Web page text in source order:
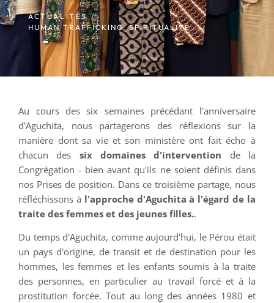
ACTUALITÉS /
HUMAN TRAFFICKING,SPIRITUALITÉ
Au cours des six semaines précédant l'anniversaire
d'Aguchita, nous partagerons des réflexions sur la
manière dont sa vie et son ministère ont fait écho à
chacun des six domaines d'intervention de la
Congrégation - bien avant qu'ils ne soient définis dans
nos Prises de position. Dans ce troisième partage, nous
réfléchissons à l'approche d'Aguchita à l'égard de la
traite des femmes et des jeunes filles..
Du temps d'Aguchita, comme aujourd'hui, le Pérou était
un pays d'origine, de transit et de destination pour les
hommes, les femmes et les enfants soumis à la traite
des personnes, en particulier au travail forcé et à la
prostitution forcée. Tout au long des années 1980 et